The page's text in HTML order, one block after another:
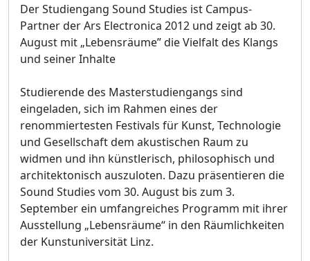
Der Studiengang Sound Studies ist Campus-
Partner der Ars Electronica 2012 und zeigt ab 30.
August mit „Lebensräume” die Vielfalt des Klangs
und seiner Inhalte
Studierende des Masterstudiengangs sind
eingeladen, sich im Rahmen eines der
renommiertesten Festivals für Kunst, Technologie
und Gesellschaft dem akustischen Raum zu
widmen und ihn künstlerisch, philosophisch und
architektonisch auszuloten. Dazu präsentieren die
Sound Studies vom 30. August bis zum 3.
September ein umfangreiches Programm mit ihrer
Ausstellung „Lebensräume“ in den Räumlichkeiten
der Kunstuniversität Linz.